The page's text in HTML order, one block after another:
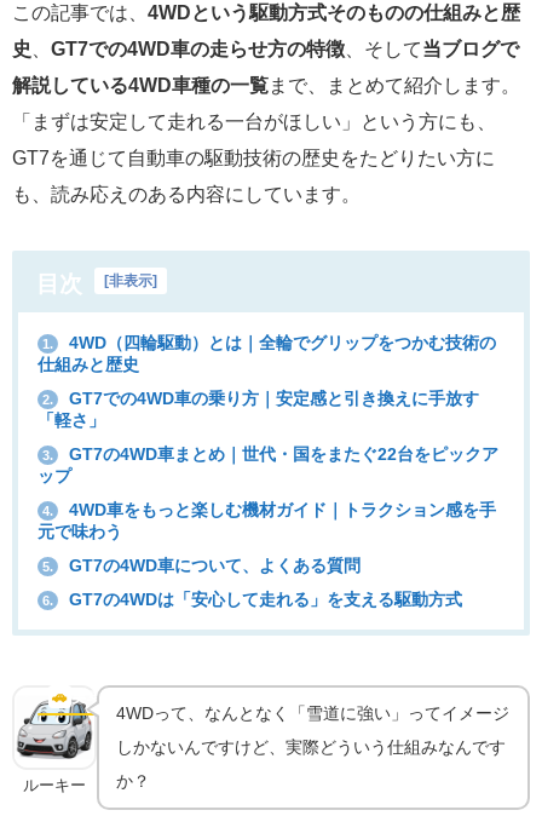
この記事では、 4WDという駆動方式そのものの仕組みと歴
史
GT7での4WD車の走らせ方の特徴 、そして当ブログで
解説している4WD車種の一覧まで、まとめて紹介します。
「まずは安定して走れる一台がほしい」という方にも、
GT7を通じて自動車の駆動技術の歴史をたどりたい方に
も、読み応えのある内容にしています。
目次 [非表示]
1.
4WD（四輪駆動）とは｜全輪でグリップをつかむ技術の
仕組みと歴史
2.
GT7での4WD車の乗り方｜安定感と引き換えに手放す
「軽さ」
3.
GT7の4WD車まとめ｜世代・国をまたぐ22台をピックア
ップ
4.
4WD車をもっと楽しむ機材ガイド｜トラクション感を手
元で味わう
5. GT7の4WD車について、よくある質問
6. GT7の4WDは「安心して走れる」を支える駆動方式
🚗 実車の技術
ルーキー
4WDって、なんとなく「雪道に強い」ってイメージ
しかないんですけど、実際どういう仕組みなんです
か？